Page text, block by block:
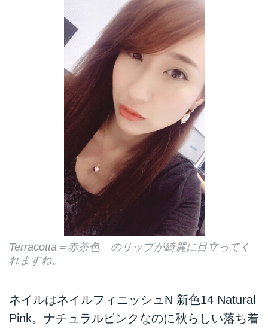
Terracotta＝赤茶色 のリップが綺麗に目立ってく
れますね。
ネイルはネイルフィニッシュN 新色14 Natural
Pink。ナチュラルピンクなのに秋らしい落ち着